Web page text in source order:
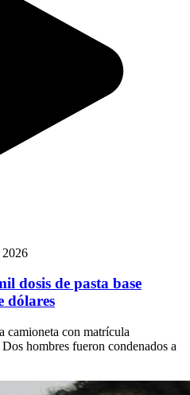
dosis de pasta base
dólares
camioneta con matrícula
hombres fueron condenados a